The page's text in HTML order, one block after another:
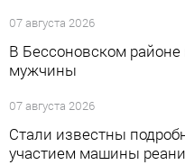
07 августа 2026
В Бессоновском
мужчины
07 августа 2026
Стали известны
участием машины